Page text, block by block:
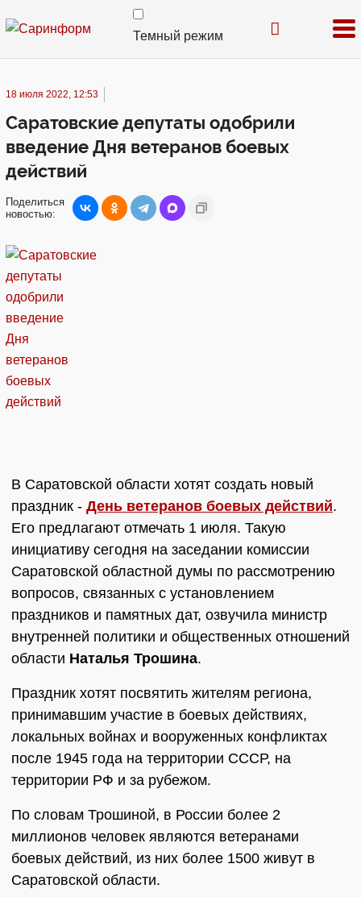
Темный режим
18 июля 2022, 12:53
Саратовские депутаты одобрили
введение Дня ветеранов боевых
действий
Поделиться
новостью:
В Саратовской области хотят создать новый
праздник - День ветеранов боевых действий.
Его предлагают отмечать 1 июля. Такую
инициативу сегодня на заседании комиссии
Саратовской областной думы по рассмотрению
вопросов, связанных с установлением
праздников и памятных дат, озвучила министр
внутренней политики и общественных отношений
области Наталья Трошина.
Праздник хотят посвятить жителям региона,
принимавшим участие в боевых действиях,
локальных войнах и вооруженных конфликтах
после 1945 года на территории СССР, на
территории РФ и за рубежом.
По словам Трошиной, в России более 2
миллионов человек являются ветеранами
боевых действий, из них более 1500 живут в
Саратовской области.